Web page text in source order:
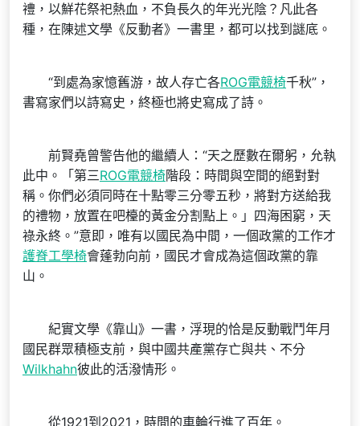
禮，以鮮花祭祀熱血，不負長久的年光光陰？凡此各
種，在陳述文學《反動者》一書里，都可以找到謎底。
“到處為家憶舊游，故人存亡各ROG電競椅千秋”，
書寫家們以詩寫史，終極也將史寫成了詩。
前賢堯曾警告他的繼續人：“天之歷數在爾躬，允執
此中。「第三ROG電競椅階段：時間與空間的絕對對
稱。你們必須同時在十點零三分零五秒，將對方送給我
的禮物，放置在吧檯的黃金分割點上。」四海困窮，天
祿永終。”意即，唯有以國民為中間，一個政黨的工作才
護脊工學椅會蓬勃向前，國民才會成為這個政黨的靠
山。
紀實文學《靠山》一書，浮現的恰是反動戰鬥年月
國民群眾積極支前，與中國共產黨存亡與共、不分
Wilkhahn彼此的活潑情形。
從1921到2021，時間的車輪行進了百年。